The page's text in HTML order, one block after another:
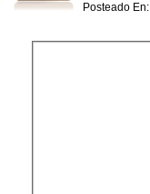
Posteado En: